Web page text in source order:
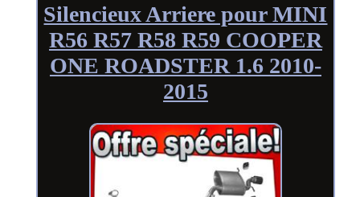
Silencieux Arriere pour MINI
R56 R57 R58 R59 COOPER
ONE ROADSTER 1.6 2010-
2015